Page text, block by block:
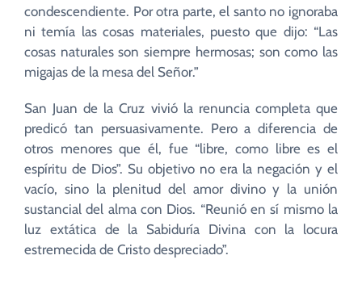
condescendiente. Por otra parte, el santo no ignoraba
ni temía las cosas materiales, puesto que dijo: “Las
cosas naturales son siempre hermosas; son como las
migajas de la mesa del Señor.”
San Juan de la Cruz vivió la renuncia completa que
predicó tan persuasivamente. Pero a diferencia de
otros menores que él, fue “libre, como libre es el
espíritu de Dios”. Su objetivo no era la negación y el
vacío, sino la plenitud del amor divino y la unión
sustancial del alma con Dios. “Reunió en sí mismo la
luz extática de la Sabiduría Divina con la locura
estremecida de Cristo despreciado”.